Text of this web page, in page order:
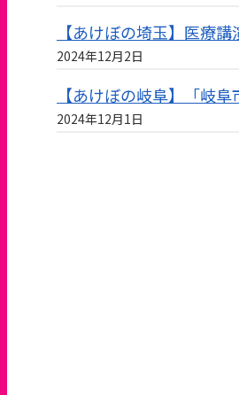
【あけぼの埼玉】医療
2024年12月2日
【あけぼの岐阜】「岐
2024年12月1日